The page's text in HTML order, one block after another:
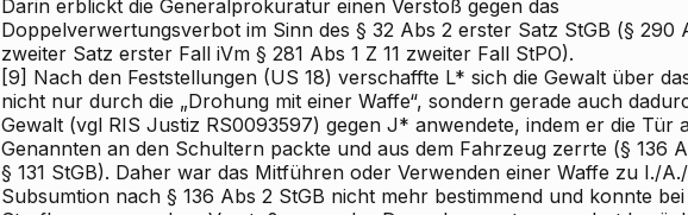
Darin erblickt die Generalprokuratur einen Verstoß gegen das
Doppelverwertungsverbot im Sinn des § 32 Abs 2 erster Satz StGB (§ 290
zweiter Satz erster Fall iVm § 281 Abs 1 Z 11 zweiter Fall StPO).
[9] Nach den Feststellungen (US 18) verschaffte L* sich die Gewalt über
nicht nur durch die „Drohung mit einer Waffe“, sondern gerade auch
Gewalt (vgl RIS Justiz RS0093597) gegen J* anwendete, indem er die Tür
Genannten an den Schultern packte und aus dem Fahrzeug zerrte (§ 136
§ 131 StGB). Daher war das Mitführen oder Verwenden einer Waffe zu I./
Subsumtion nach § 136 Abs 2 StGB nicht mehr bestimmend und konnte